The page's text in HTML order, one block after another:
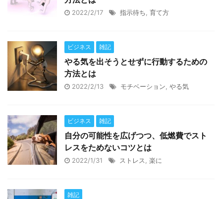
2022/2/17 指示待ち 育て方
ビジネス 雑記
やる気を出そうとせずに行動するための
方法とは
2022/2/13 モチベーション やる気
ビジネス 雑記
自分の可能性を広げつつ、低燃費でスト
レスをためないコツとは
2022/1/31 ストレス 楽に
雑記